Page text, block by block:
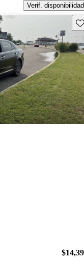
Verif. disponibilidad